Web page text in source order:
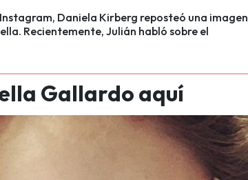
Daniela Kirberg reposteó una imagen
Recientemente, Julián habló sobre el
Gallardo aquí